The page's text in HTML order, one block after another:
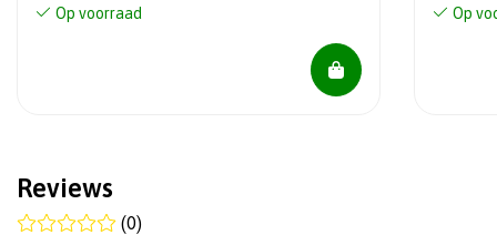
Op voorraad Op
Reviews
(0)